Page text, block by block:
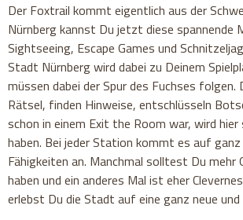
Der Foxtrail kommt eigentlich aus der
Nürnberg kannst Du jetzt diese spannende
Sightseeing, Escape Games und
Stadt Nürnberg wird dabei zu Deinem
müssen dabei der Spur des Fuchses folgen.
Rätsel, finden Hinweise, entschlüsseln
schon in einem Exit the Room war, wird hier
haben. Bei jeder Station kommt es auf
Fähigkeiten an. Manchmal solltest Du mehr
haben und ein anderes Mal ist eher
erlebst Du die Stadt auf eine ganz neue